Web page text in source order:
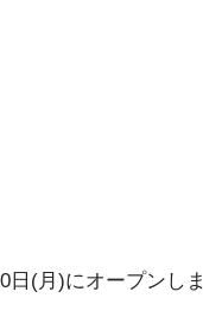
日(月)にオープンしま